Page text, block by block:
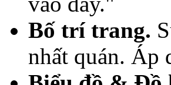
Bố trí trang.
nhất quán. Áp